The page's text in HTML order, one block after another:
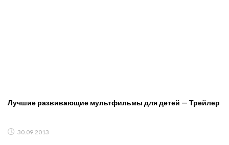
Лучшие развивающие мультфильмы для детей — Трейлер
30.09.2013